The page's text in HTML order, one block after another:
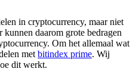
in cryptocurrency, maar niet
kunnen daarom grote bedragen
Om het allemaal wat
met bitindex prime. Wij
dit werkt.